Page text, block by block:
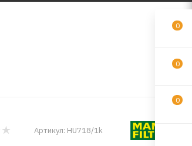
Артикул: HU718/1k
0
0
0